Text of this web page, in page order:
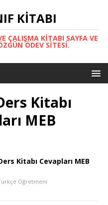
KITABI
ÇALIŞMA KITABI SAYFA VE
ÖDEV SITESI.
Kitabı
MEB
Kitabı Cevapları MEB
Öğretmeni